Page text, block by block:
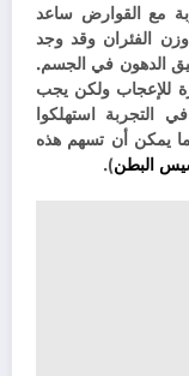
مع القوارض ساعد
في ترتيب وزن الفئران وقد وجد
الدهون في الجسم.
للإعجاب ولكن يجب
التجربة استهلكوا
يمكن أن تسهم هذه
البطن).